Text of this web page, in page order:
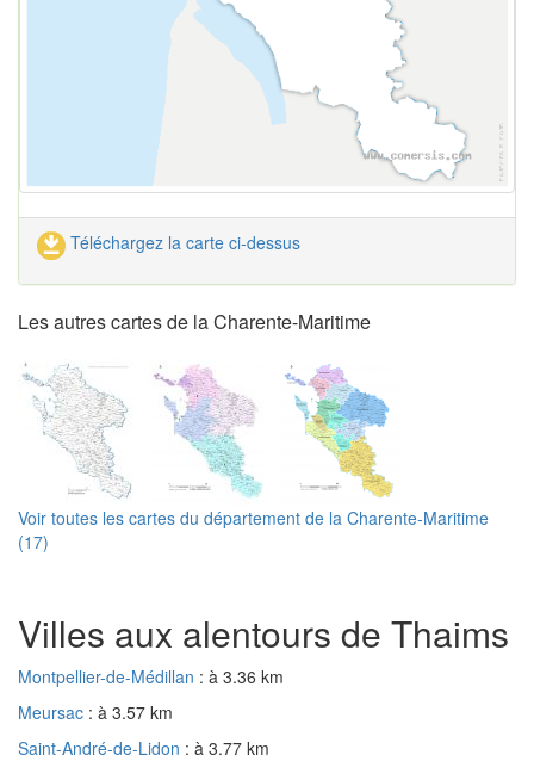
Téléchargez la carte ci-dessus
Les autres cartes de la Charente-Maritime
Voir toutes les cartes du département de la Charente-Maritime
(17)
Villes aux alentours de Thaims
Montpellier-de-Médillan : à 3.36 km
Meursac : à 3.57 km
Saint-André-de-Lidon : à 3.77 km